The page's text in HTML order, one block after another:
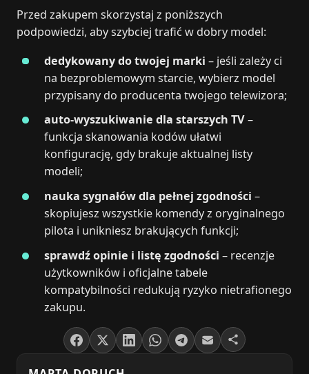
Przed zakupem skorzystaj z poniższych
podpowiedzi, aby szybciej trafić w dobry model:
dedykowany do twojej marki – jeśli zależy ci
na bezproblemowym starcie, wybierz model
przypisany do producenta twojego telewizora;
auto‑wyszukiwanie dla starszych TV–
funkcja skanowania kodów ułatwi
konfigurację, gdy brakuje aktualnej listy
modeli;
nauka sygnałów dla pełnej zgodności –
skopiujesz wszystkie komendy z oryginalnego
pilota i unikniesz brakujących funkcji;
sprawdź opinie i listę zgodności – recenzje
użytkowników i oficjalne tabele
kompatybilności redukują ryzyko nietrafionego
zakupu.